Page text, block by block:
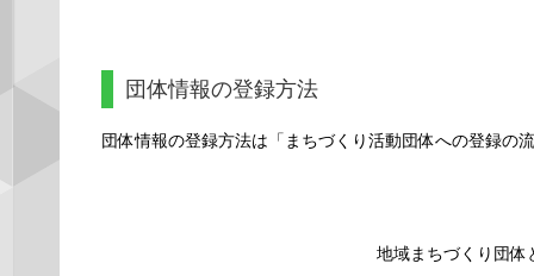
団体情報の登録方法
団体情報の登録方法は「まちづくり活動団体への登録の
地域まちづくり団体